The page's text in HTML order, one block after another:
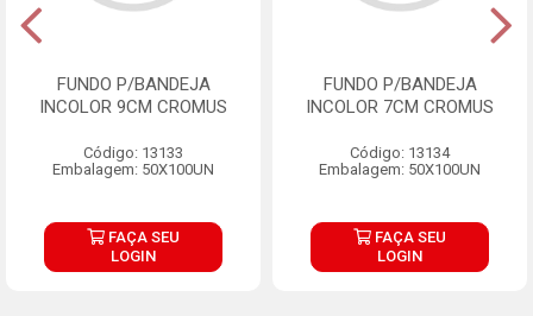
FUNDO P/BANDEJA
INCOLOR 9CM CROMUS
Código: 13133
Embalagem: 50X100UN
FAÇA SEU
LOGIN
FUNDO P/BANDEJA
INCOLOR 7CM CROMUS
Código: 13134
Embalagem: 50X100UN
FAÇA SEU
LOGIN